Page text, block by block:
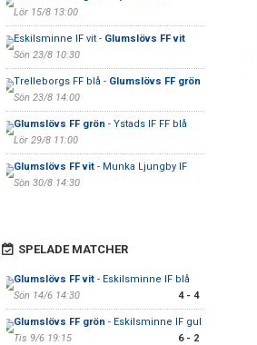
Lör 15/8 13:00
Eskilsminne IF vit - Glumslövs FF vit
Sön 23/8 10:30
Trelleborgs FF blå - Glumslövs FF grön
Sön 23/8 14:00
Glumslövs FF grön - Ystads IF FF blå
Lör 29/8 11:00
Glumslövs FF vit- Munka Ljungby IF
Sön 30/8 14:30
SPELADE MATCHER
Glumslövs FF vit- Eskilsminne IF blå
Sön 14/6 14:30
4 - 4
Glumslövs FF grön - Eskilsminne IF gul
Tis 9/6 19:15
6 - 2